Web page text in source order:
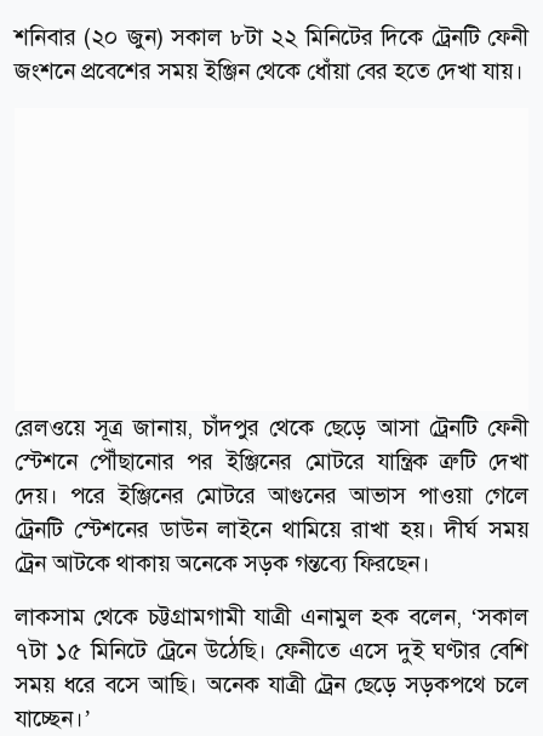
শনিবার (২০ জুন) সকাল ৮টা ২২ মিনিটের দিকে ট্রেনটি ফেনী
জংশনে প্রবেশের সময় ইঞ্জিন থেকে ধোঁয়া বের হতে দেখা যায়।
রেলওয়ে সূত্র জানায়, চাঁদপুর থেকে ছেড়ে আসা ট্রেনটি ফেনী
স্টেশনে পৌঁছানোর পর ইঞ্জিনের মোটরে যান্ত্রিক ত্রুটি দেখা
দেয়। পরে ইঞ্জিনের মোটরে আগুনের আভাস পাওয়া গেলে
ট্রেনটি স্টেশনের ডাউন লাইনে থামিয়ে রাখা হয়। দীর্ঘ সময়
ট্রেন আটকে থাকায় অনেকে সড়ক গন্তব্যে ফিরছেন।
লাকসাম থেকে চট্টগ্রামগামী যাত্রী এনামুল হক বলেন, ‘সকাল
৭টা ১৫ মিনিটে ট্রেনে উঠেছি। ফেনীতে এসে দুই ঘণ্টার বেশি
সময় ধরে বসে আছি। অনেক যাত্রী ট্রেন ছেড়ে সড়কপথে চলে
যাচ্ছেন।’